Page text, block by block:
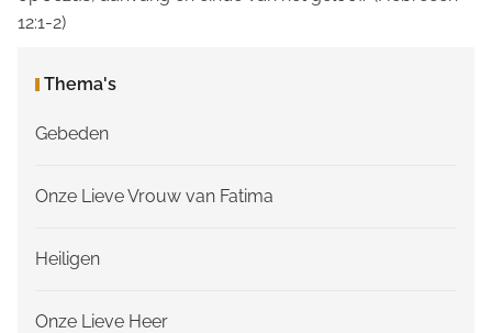
12:1-2)
Thema's
Gebeden
Onze Lieve Vrouw van Fatima
Heiligen
Onze Lieve Heer